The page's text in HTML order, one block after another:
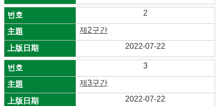
2
제2구간
2022-07-22
3
제3구간
2022-07-22